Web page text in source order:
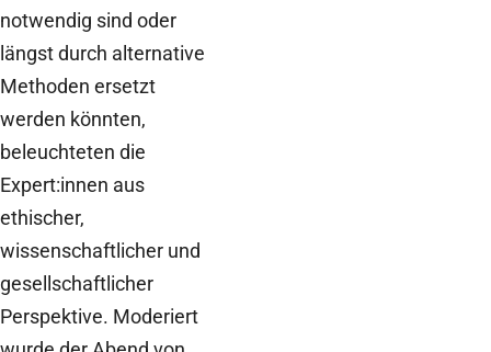
notwendig sind oder
längst durch alternative
Methoden ersetzt
werden könnten,
beleuchteten die
Expert:innen aus
ethischer,
wissenschaftlicher und
gesellschaftlicher
Perspektive. Moderiert